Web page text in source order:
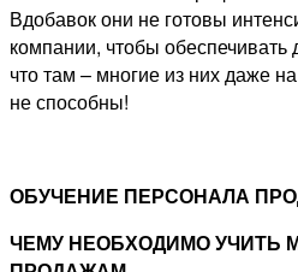
Вдобавок они не готовы
компании, чтобы
что там – многие из них даже
не способны!
ОБУЧЕНИЕ ПЕРСОНАЛА
ЧЕМУ НЕОБХОДИМО УЧИТЬ